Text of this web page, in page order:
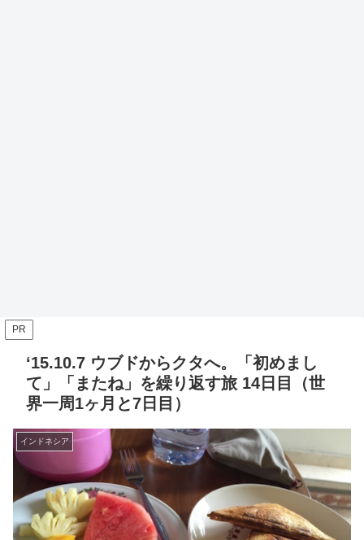
PR
‘15.10.7 ウブドからクタへ。「初めまし
て」「またね」を繰り返す旅 14日目（世
界一周1ヶ月と7日目）
インドネシア